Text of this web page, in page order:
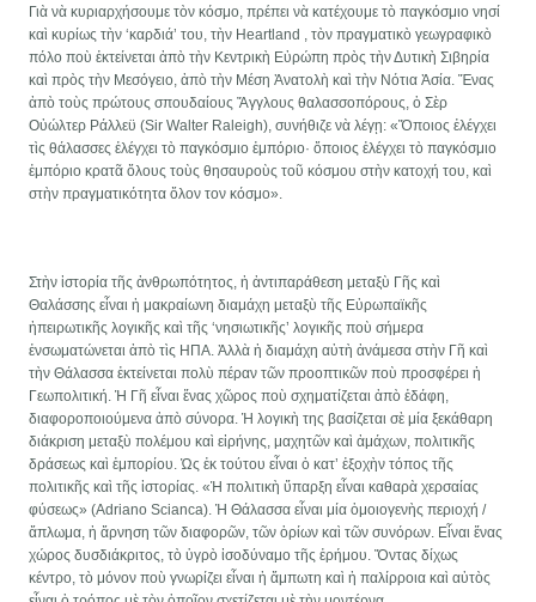
Γιὰ νὰ κυριαρχήσουμε τὸν κόσμο, πρέπει νὰ κατέχουμε τὸ παγκόσμιο νησί
καὶ κυρίως τὴν ‘καρδιά’ του, τὴν Heartland , τὸν πραγματικὸ γεωγραφικὸ
πόλο ποὺ ἐκτείνεται ἀπὸ τὴν Κεντρικὴ Εὐρώπη πρὸς τὴν Δυτικὴ Σιβηρία
καὶ πρὸς τὴν Μεσόγειο, ἀπὸ τὴν Μέση Ἀνατολὴ καὶ τὴν Νότια Ἀσία. Ἕνας
ἀπὸ τοὺς πρώτους σπουδαίους Ἄγγλους θαλασσοπόρους, ὁ Σὲρ
Οὐώλτερ Ράλλεϋ (Sir Walter Raleigh), συνήθιζε νὰ λέγῃ: «Ὅποιος ἐλέγχει
τὶς θάλασσες ἐλέγχει τὸ παγκόσμιο ἐμπόριο· ὅποιος ἐλέγχει τὸ παγκόσμιο
ἐμπόριο κρατᾶ ὅλους τοὺς θησαυροὺς τοῦ κόσμου στὴν κατοχή του, καὶ
στὴν πραγματικότητα ὅλον τον κόσμο».
Στὴν ἱστορία τῆς ἀνθρωπότητος, ἡ ἀντιπαράθεση μεταξὺ Γῆς καὶ
Θαλάσσης εἶναι ἡ μακραίωνη διαμάχη μεταξὺ τῆς Εὐρωπαϊκῆς
ἠπειρωτικῆς λογικῆς καὶ τῆς ‘νησιωτικῆς’ λογικῆς ποὺ σήμερα
ἐνσωματώνεται ἀπὸ τὶς ΗΠΑ. Ἀλλὰ ἡ διαμάχη αὐτὴ ἀνάμεσα στὴν Γῆ καὶ
τὴν Θάλασσα ἐκτείνεται πολὺ πέραν τῶν προοπτικῶν ποὺ προσφέρει ἡ
Γεωπολιτική. Ἡ Γῆ εἶναι ἕνας χῶρος ποὺ σχηματίζεται ἀπὸ ἐδάφη,
διαφοροποιούμενα ἀπὸ σύνορα. Ἡ λογικὴ της βασίζεται σὲ μία ξεκάθαρη
διάκριση μεταξὺ πολέμου καὶ εἰρήνης, μαχητῶν καὶ ἀμάχων, πολιτικῆς
δράσεως καὶ ἐμπορίου. Ὡς ἐκ τούτου εἶναι ὁ κατ’ ἐξοχὴν τόπος τῆς
πολιτικῆς καὶ τῆς ἱστορίας. «Ἡ πολιτικὴ ὕπαρξη εἶναι καθαρὰ χερσαίας
φύσεως» (Adriano Scianca). Ἡ Θάλασσα εἶναι μία ὁμοιογενὴς περιοχή /
ἄπλωμα, ἡ ἄρνηση τῶν διαφορῶν, τῶν ὁρίων καὶ τῶν συνόρων. Εἶναι ἕνας
χώρος δυσδιάκριτος, τὸ ὑγρὸ ἰσοδύναμο τῆς ἐρήμου. Ὄντας δίχως
κέντρο, τὸ μόνον ποὺ γνωρίζει εἶναι ἡ ἄμπωτη καὶ ἡ παλίρροια καὶ αὐτὸς